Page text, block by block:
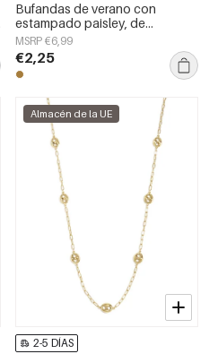
Bufandas de verano con
estampado paisley, de
poliéster, informales, para uso
diario.
MSRP €6,99
€2,25
Almacén de la UE
2-5 DÍAS